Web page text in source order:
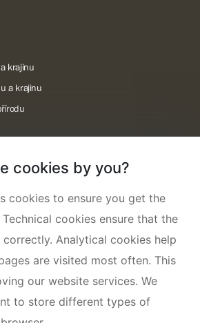
krajinu
a krajinu
cookies by you?
cookies to ensure you get the
cookies ensure that the
Analytical cookies help
are visited most often. This
our website services. We
to store different types of